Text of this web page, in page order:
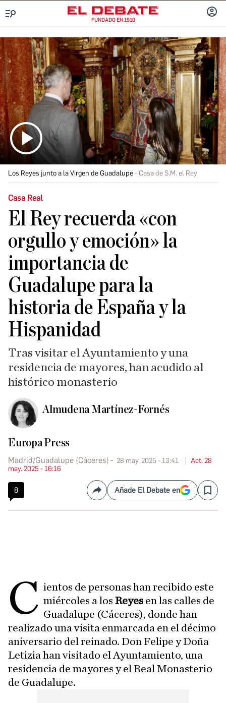
FUNDADO EN 1910
Los Reyes junto a la Virgen de Guadalupe Casa de S.M. el Rey
Casa Real
El Rey recuerda «con
orgullo y emoción» la
importancia de
Guadalupe para la
historia de España y la
Hispanidad
Tras visitar el Ayuntamiento y una
residencia de mayores, han acudido al
histórico monasterio
Almudena Martínez-Fornés
Europa Press
Madrid/Guadalupe (Cáceres) 28 may. 2025 - 13:41
Act. 28
may. 2025 - 16:16
8 CompartirAñade El Debate en Save
C ientos de personas han recibido este
miércoles a losReyes en las calles de
Guadalupe (Cáceres), donde han
realizado una visita enmarcada en el décimo
aniversario del reinado. Don Felipe y Doña
Letizia han visitado el Ayuntamiento, una
residencia de mayores y el Real Monasterio
de Guadalupe.